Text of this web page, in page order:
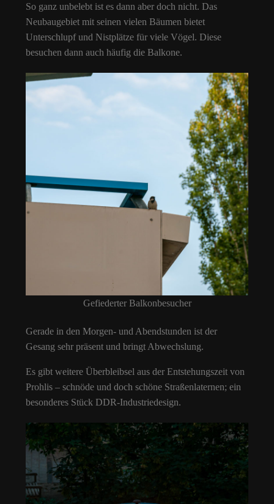
So ganz unbelebt ist es dann aber doch nicht. Das
Neubaugebiet mit seinen vielen Bäumen bietet
Unterschlupf und Nistplätze für viele Vögel. Diese
besuchen dann auch häufig die Balkone.
Gefiederter Balkonbesucher
Gerade in den Morgen- und Abendstunden ist der
Gesang sehr präsent und bringt Abwechslung.
Es gibt weitere Überbleibsel aus der Entstehungszeit von
Prohlis – schnöde und doch schöne Straßenlaternen; ein
besonderes Stück DDR-Industriedesign.